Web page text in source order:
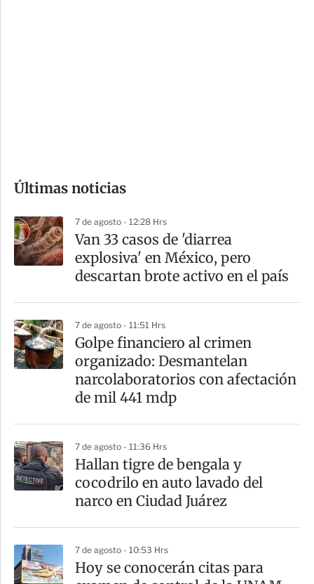
m
a
r
t
Últimas noticias
7 de agosto - 12:28 Hrs
Van 33 casos de 'diarrea
explosiva' en México, pero
descartan brote activo en el país
7 de agosto - 11:51 Hrs
Golpe financiero al crimen
organizado: Desmantelan
narcolaboratorios con afectación
de mil 441 mdp
7 de agosto - 11:36 Hrs
Hallan tigre de bengala y
cocodrilo en auto lavado del
narco en Ciudad Juárez
7 de agosto - 10:53 Hrs
Hoy se conocerán citas para